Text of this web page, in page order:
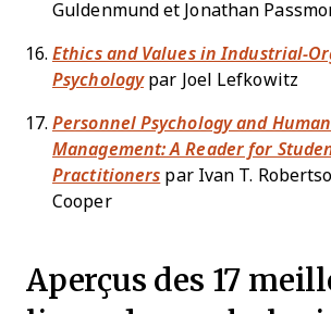
Guldenmund et Jonathan
Ethics and Values in Industrial-
Psychology par Joel Lefkowitz
Personnel Psychology and
Management: A Reader for
Practitioners par Ivan T.
Cooper
Aperçus des 17